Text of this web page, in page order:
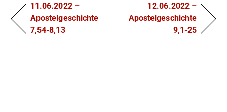
11.06.2022 –
Apostelgeschichte
7,54-8,13
12.06.2022 –
Apostelgeschichte
9,1-25